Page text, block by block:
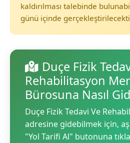
kaldırılması talebinde
günü içinde
Duçe Fizik
Rehabilitasyon
Bürosuna Nasıl
Duçe Fizik Tedavi Ve
adresine gidebilmek için,
"Yol Tarifi Al" butonuna